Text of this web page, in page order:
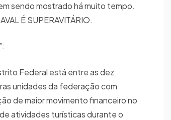
sendo mostrado há muito tempo.
É SUPERAVITÁRIO.
Federal está entre as dez
unidades da federação com
de maior movimento financeiro no
atividades turísticas durante o